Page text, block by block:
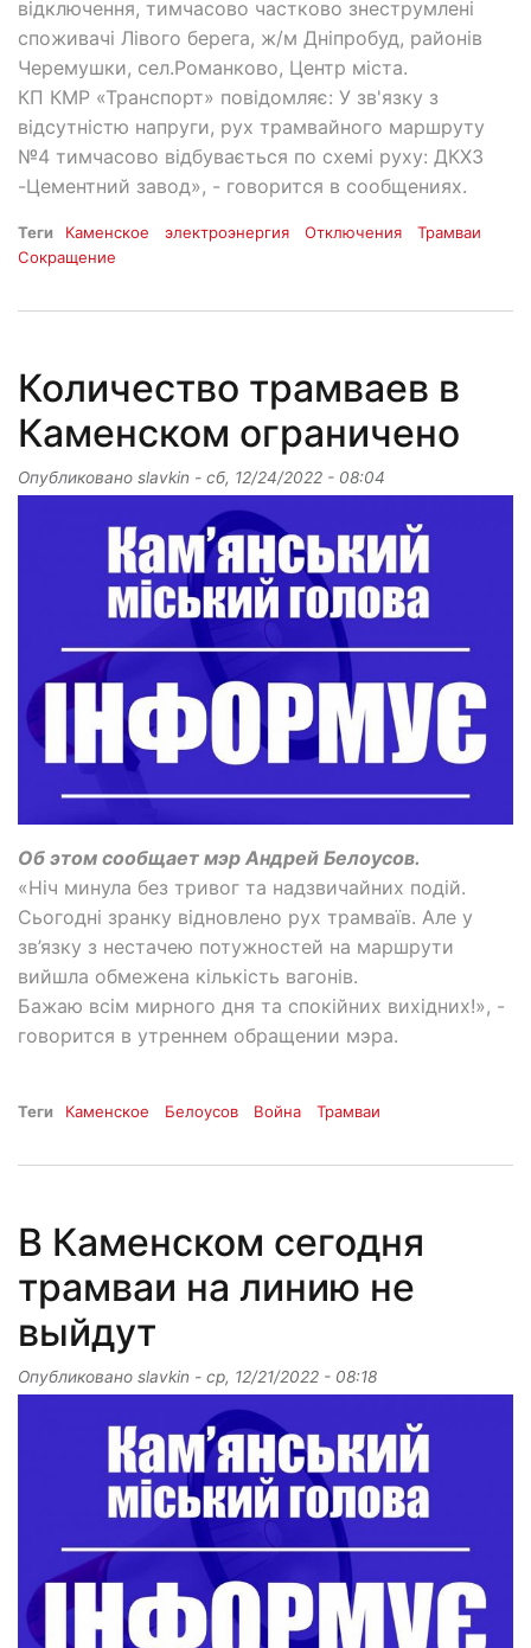
відключення, тимчасово частково знеструмлені
споживачі Лівого берега, ж/м Дніпробуд, районів
Черемушки, сел.Романково, Центр міста.
КП КМР «Транспорт» повідомляє: У зв'язку з
відсутністю напруги, рух трамвайного маршруту
№4 тимчасово відбувається по схемі руху: ДКХЗ
-Цементний завод», - говорится в сообщениях.
Теги Каменское электроэнергия Отключения
Трамваи
Сокращение
Количество трамваев в
Каменском ограничено
Опубликовано slavkin - сб, 12/24/2022 - 08:04
Об этом сообщает мэр Андрей Белоусов.
«Ніч минула без тривог та надзвичайних подій.
Сьогодні зранку відновлено рух трамваїв. Але у
зв’язку з нестачею потужностей на маршрути
вийшла обмежена кількість вагонів.
Бажаю всім мирного дня та спокійних вихідних!», -
говорится в утреннем обращении мэра.
Теги Каменское Белоусов Война Трамваи
В Каменском сегодня
трамваи на линию не
выйдут
Опубликовано slavkin - ср, 12/21/2022 - 08:18